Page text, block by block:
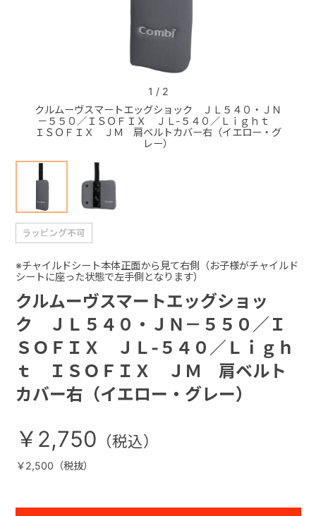
クルムーヴスマートエッグショック ＪＬ５４０・ＪＮ
－５５０／ＩＳＯＦＩＸ ＪＬ-５４０／Ｌｉｇｈｔ
ＩＳＯＦＩＸ ＪＭ 肩ベルトカバー右（イエロー・グ
レー）
1 / 2
クルムーヴスマートエッグショッ
ク ＪＬ５４０・ＪＮ－５５０／Ｉ
ＳＯＦＩＸ ＪＬ-５４０／Ｌｉｇｈ
ｔ ＩＳＯＦＩＸ ＪＭ 肩ベルト
カバー右（イエロー・グレー）
※チャイルドシート本体正面から見て右側（お子様がチャイルド
シートに座った状態で左手側となります）
￥2,750
￥2,500（税抜）